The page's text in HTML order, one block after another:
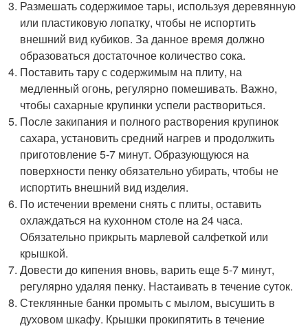
Размешать содержимое тары, используя деревянную
или пластиковую лопатку, чтобы не испортить
внешний вид кубиков. За данное время должно
образоваться достаточное количество сока.
Поставить тару с содержимым на плиту, на
медленный огонь, регулярно помешивать. Важно,
чтобы сахарные крупинки успели раствориться.
После закипания и полного растворения крупинок
сахара, установить средний нагрев и продолжить
приготовление 5-7 минут. Образующуюся на
поверхности пенку обязательно убирать, чтобы не
испортить внешний вид изделия.
По истечении времени снять с плиты, оставить
охлаждаться на кухонном столе на 24 часа.
Обязательно прикрыть марлевой салфеткой или
крышкой.
Довести до кипения вновь, варить еще 5-7 минут,
регулярно удаляя пенку. Настаивать в течение суток.
Стеклянные банки промыть с мылом, высушить в
духовом шкафу. Крышки прокипятить в течение